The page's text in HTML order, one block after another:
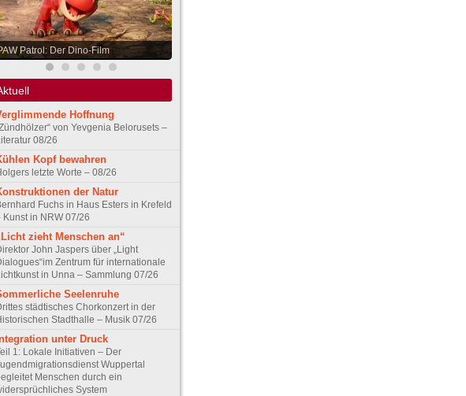
Patrol: Der Dino-Film
Hoffnung
von Yevgenia Belorusets –
08/26
Kopf bewahren
letzte Worte – 08/26
der Natur
Fuchs in Haus Esters in Krefeld
Kunst in NRW 07/26
zieht Menschen an“
John Jaspers über „Light
Zentrum für internationale
in Unna – Sammlung 07/26
Seelenruhe
städtisches Chorkonzert in der
Stadthalle – Musik 07/26
unter Druck
1: Lokale Initiativen – Der
Wuppertal
Menschen durch ein
System